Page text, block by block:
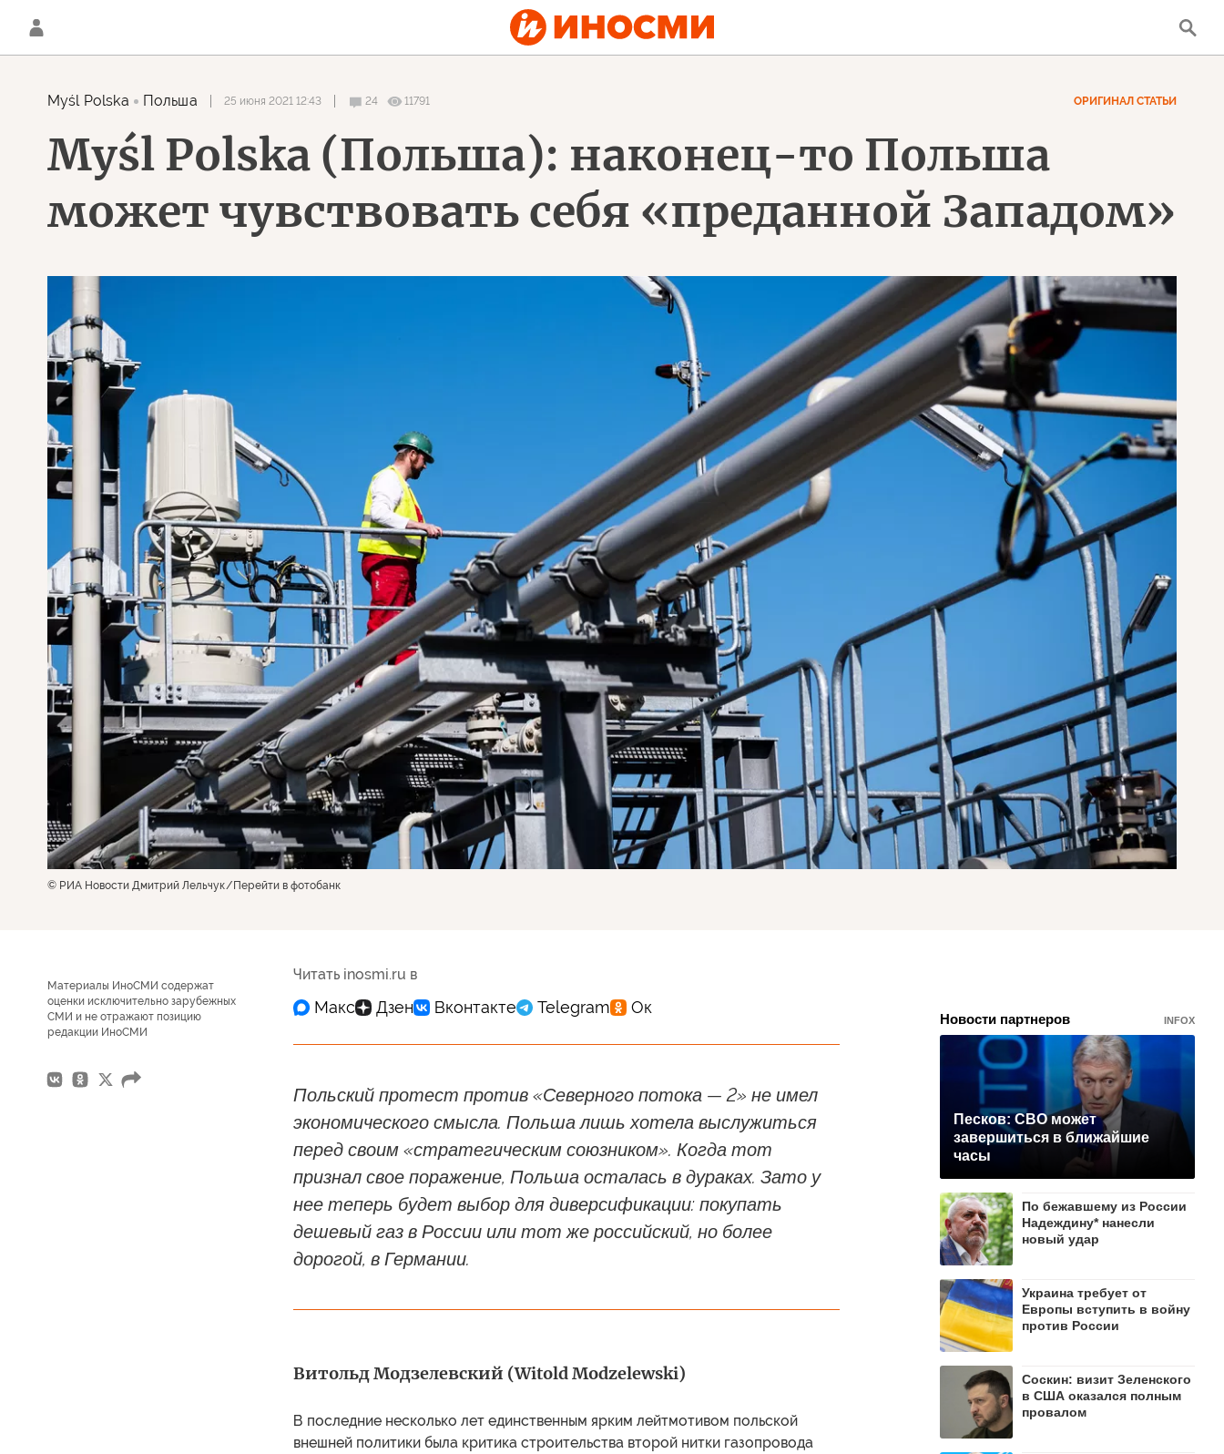
Myśl Polska Польша 25 июня 2021 12:43 24 11791 ОРИГИНАЛ СТАТЬИ
Myśl Polska (Польша): наконец-то Польша
может чувствовать себя «преданной Западом»
© РИА Новости Дмитрий Лельчук Перейти в фотобанк
Материалы ИноСМИ содержат
оценки исключительно зарубежных
СМИ и не отражают позицию
редакции ИноСМИ
Читать inosmi.ru в
Польский протест против «Северного потока — 2» не имел
экономического смысла. Польша лишь хотела выслужиться
перед своим «стратегическим союзником». Когда тот
признал свое поражение, Польша осталась в дураках. Зато у
нее теперь будет выбор для диверсификации: покупать
дешевый газ в России или тот же российский, но более
дорогой, в Германии.
Витольд Модзелевский (Witold Modzelewski)
В последние несколько лет единственным ярким лейтмотивом польской
внешней политики была критика строительства второй нитки газопровода
Новости партнеров INFOX
Песков: СВО может
завершиться в ближайшие
часы
По бежавшему из России
Надеждину* нанесли
новый удар
Украина требует от
Европы вступить в войну
против России
Соскин: визит Зеленского
в США оказался полным
провалом